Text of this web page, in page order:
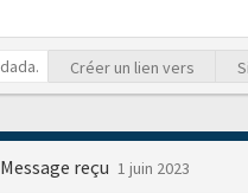
Créer un lien vers
Message reçu 1 juin 2023